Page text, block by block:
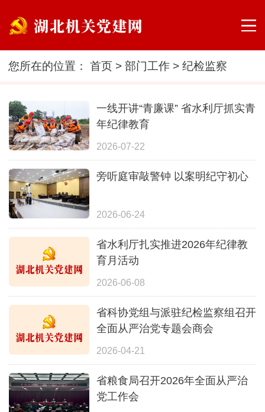
您所在的位置：首页 >部门工作 >纪检监察
一线开讲“青廉课” 省水利厅抓实青
年纪律教育
2026-07-22
旁听庭审敲警钟 以案明纪守初心
2026-06-24
省水利厅扎实推进2026年纪律教
育月活动
2026-06-08
省科协党组与派驻纪检监察组召开
全面从严治党专题会商会
2026-04-21
省粮食局召开2026年全面从严治
党工作会